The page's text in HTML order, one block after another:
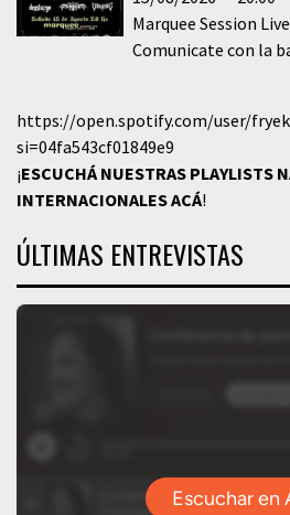
Marquee Session Live
Comunicate con la
https://open.spotify.com/user/
si=04fa543cf01849e9
¡ESCUCHÁ NUESTRAS PLAYLISTS
INTERNACIONALESACÁ!
ÚLTIMAS ENTREVISTAS